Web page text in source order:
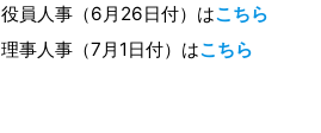
役員人事（6月26日付）はこちら
理事人事（7月1日付）はこちら